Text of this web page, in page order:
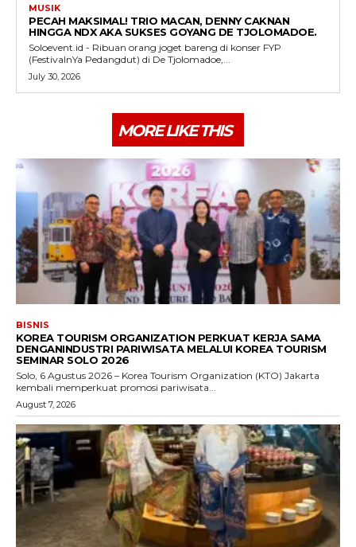
MUSIK
PECAH MAKSIMAL! TRIO MACAN, DENNY CAKNAN
HINGGA NDX AKA SUKSES GOYANG DE TJOLOMADOE.
Soloevent.id - Ribuan orang joget bareng di konser FYP
(FestivalnYa Pedangdut) di De Tjolomadoe,...
July 30, 2026
MORE LIKE THIS
BISNIS
KOREA TOURISM ORGANIZATION PERKUAT KERJA SAMA
DENGANINDUSTRI PARIWISATA MELALUI KOREA TOURISM
SEMINAR SOLO 2026
Solo, 6 Agustus 2026 – Korea Tourism Organization (KTO) Jakarta
kembali memperkuat promosi pariwisata...
August 7, 2026